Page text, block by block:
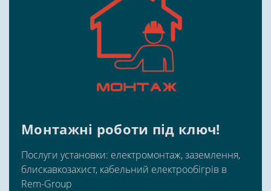
Монтажні роботи під ключ!
Послуги установки: електромонтаж, заземлення,
блискавкозахист, кабельний електрообігрів в
Rem-Group